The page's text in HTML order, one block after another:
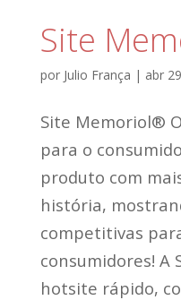
Site
por Julio França | abr
Site Memoriol®
para o
produto com
história,
competitivas
consumidores! A
hotsite rápido,